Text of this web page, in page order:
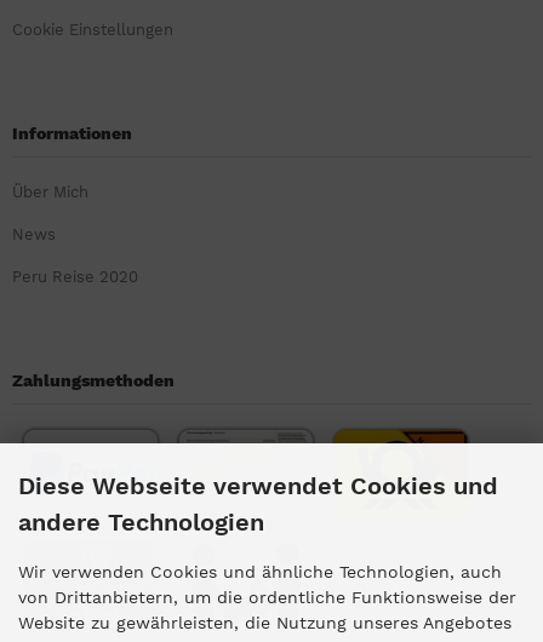
Cookie Einstellungen
Informationen
Über Mich
News
Peru Reise 2020
Zahlungsmethoden
Diese Webseite verwendet Cookies und
andere Technologien
Wir verwenden Cookies und ähnliche Technologien, auch
von Drittanbietern, um die ordentliche Funktionsweise der
Website zu gewährleisten, die Nutzung unseres Angebotes